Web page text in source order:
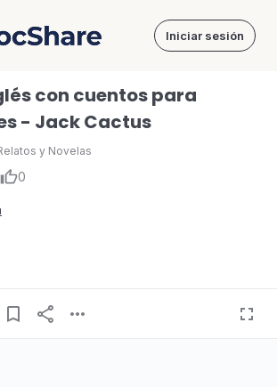
DocShare Iniciar sesión
con cuentos para
- Jack Cactus
y Novelas
0